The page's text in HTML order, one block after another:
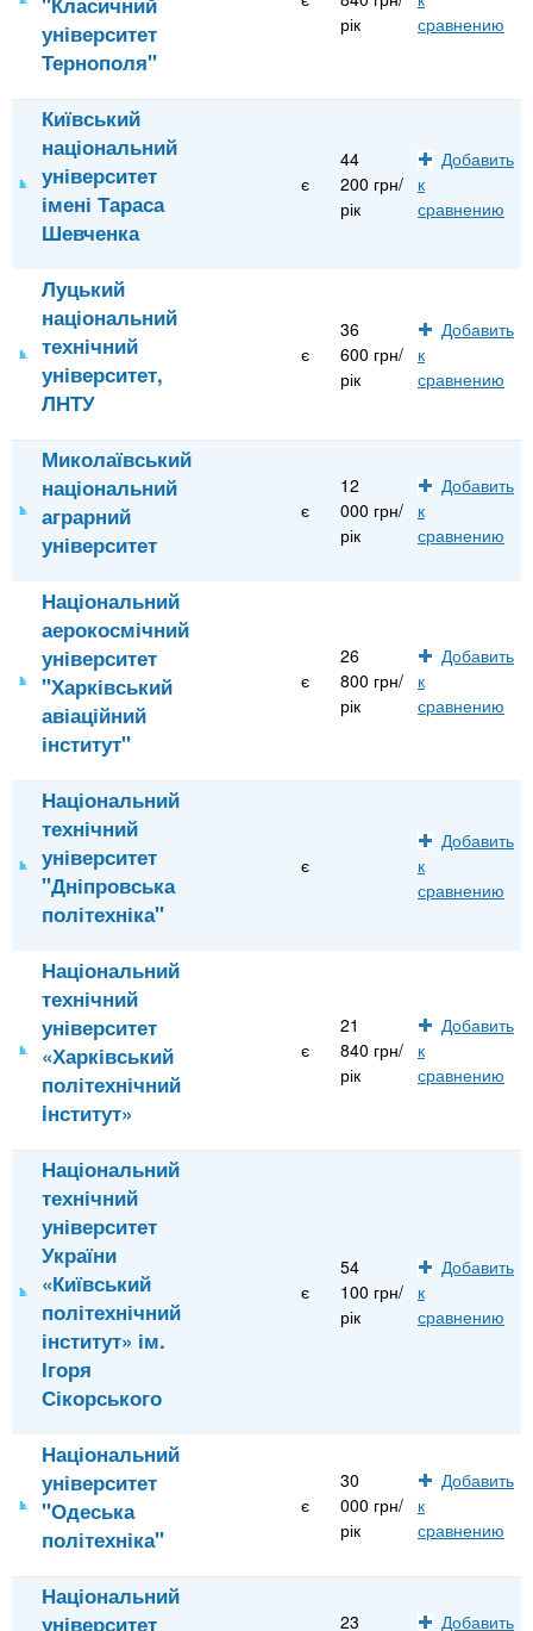
університет
Тернополя"
рік
сравнению
Київський
національний
університет
імені Тараса
Шевченка
є
44
200 грн/
рік
Добавить
к
сравнению
Луцький
національний
технічний
університет,
ЛНТУ
є
36
600 грн/
рік
Добавить
к
сравнению
Миколаївський
національний
аграрний
університет
є
12
000 грн/
рік
Добавить
к
сравнению
Національний
аерокосмічний
університет
"Харківський
авіаційний
інститут"
є
26
800 грн/
рік
Добавить
к
сравнению
Національний
технічний
університет
"Дніпровська
політехніка"
є
Добавить
к
сравнению
Національний
технічний
університет
«Харківський
політехнічний
iнститут»
є
21
840 грн/
рік
Добавить
к
сравнению
Національний
технічний
університет
України
«Київський
політехнічний
інститут» ім.
Ігоря
Сікорського
є
54
100 грн/
рік
Добавить
к
сравнению
Національний
університет
"Одеська
політехніка"
є
30
000 грн/
рік
Добавить
к
сравнению
Національний
університет
23
Добавить